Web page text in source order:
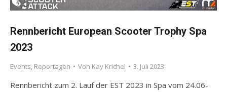
Rennbericht European Scooter Trophy Spa
2023
Events, Reportagen Von Kay Krichel 3. Juli 2023
Rennbericht zum 2. Lauf der EST 2023 in Spa vom 24.06-